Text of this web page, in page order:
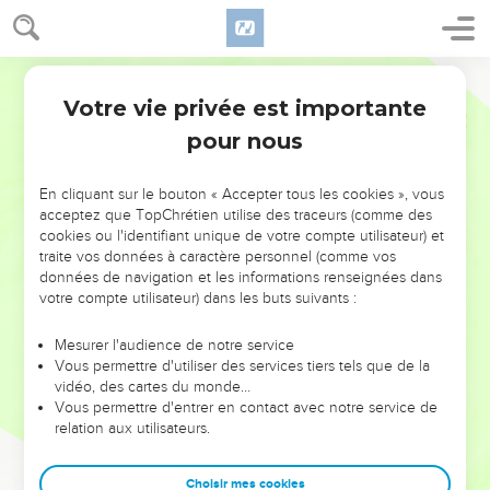
NE MANQUEZ PAS L’ÉVÉNEMENT
DE L’ANNÉE !
ET SI LEURS ERREURS POUVAIENT VOUS ÉVITER LES
VOTRES ?
leur foi ou leur vision. Mais on voit moins les doutes, les erreurs
et les saisons difficiles qu'ils ont traversés, alors même que ce
sont elles qui les ont façonnés.
Dans cette conférence, leaders, entrepreneurs, et responsables
clés pour avancer avec plus de sagesse afin que leurs erreurs
Votre vie privée est importante
pour nous
En cliquant sur le bouton « Accepter tous les cookies », vous
acceptez que TopChrétien utilise des traceurs (comme des
cookies ou l'identifiant unique de votre compte utilisateur) et
traite vos données à caractère personnel (comme vos
données de navigation et les informations renseignées dans
votre compte utilisateur) dans les buts suivants :
Mesurer l'audience de notre service
Vous permettre d'utiliser des services tiers tels que de la
vidéo, des cartes du monde…
Vous permettre d'entrer en contact avec notre service de
relation aux utilisateurs.
Choisir mes cookies